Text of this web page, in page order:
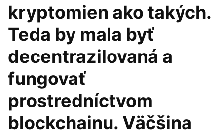
kryptomien ako takých.
Teda by mala byť
decentrazilovaná a
fungovať
prostredníctvom
blockchainu. Väčšina